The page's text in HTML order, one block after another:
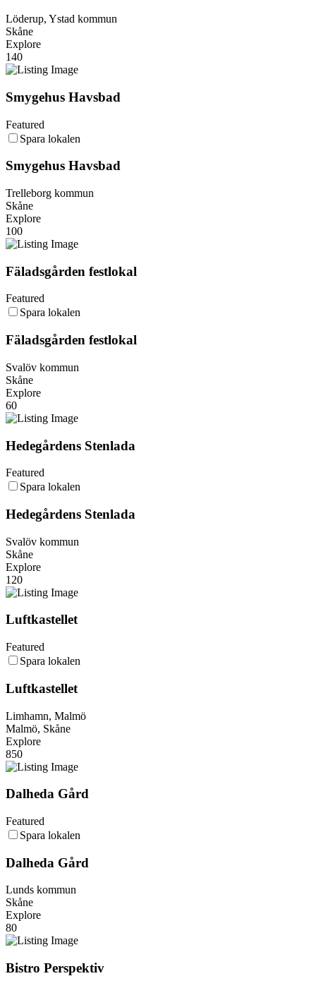
Löderup, Ystad kommun
Skåne
Explore
140
Smygehus Havsbad
Featured
Spara lokalen
Smygehus Havsbad
Trelleborg kommun
Skåne
Explore
100
Fäladsgården festlokal
Featured
Spara lokalen
Fäladsgården festlokal
Svalöv kommun
Skåne
Explore
60
Hedegårdens Stenlada
Featured
Spara lokalen
Hedegårdens Stenlada
Svalöv kommun
Skåne
Explore
120
Luftkastellet
Featured
Spara lokalen
Luftkastellet
Limhamn, Malmö
Malmö, Skåne
Explore
850
Dalheda Gård
Featured
Spara lokalen
Dalheda Gård
Lunds kommun
Skåne
Explore
80
Bistro Perspektiv